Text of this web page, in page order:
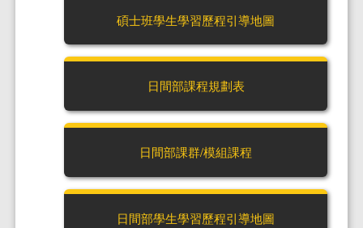
碩士班學生學習歷程引導地圖
日間部課程規劃表
日間部課群/模組課程
日間部學生學習歷程引導地圖